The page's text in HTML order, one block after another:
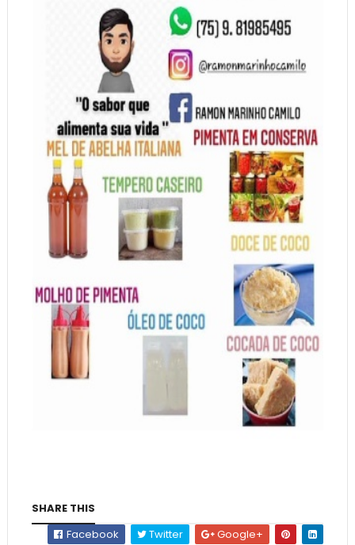
SHARE THIS
Facebook
Twitter Google+